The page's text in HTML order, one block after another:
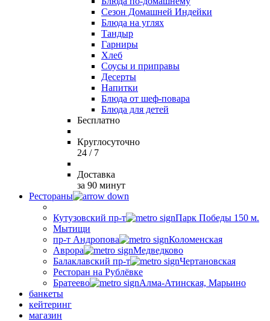
Сезон Домашней Индейки
Блюда на углях
Тандыр
Гарниры
Хлеб
Соусы и приправы
Десерты
Напитки
Блюда от шеф-повара
Блюда для детей
Бесплатно
Круглосуточно
24 / 7
Доставка
за 90 минут
Рестораны
Кутузовский пр-т
Парк Победы 150 м.
Мытищи
пр-т Андропова
Коломенская
Аврора
Медведково
Балаклавский пр-т
Чертановская
Ресторан на Рублёвке
Братеево
Алма-Атинская, Марьино
банкеты
кейтеринг
магазин